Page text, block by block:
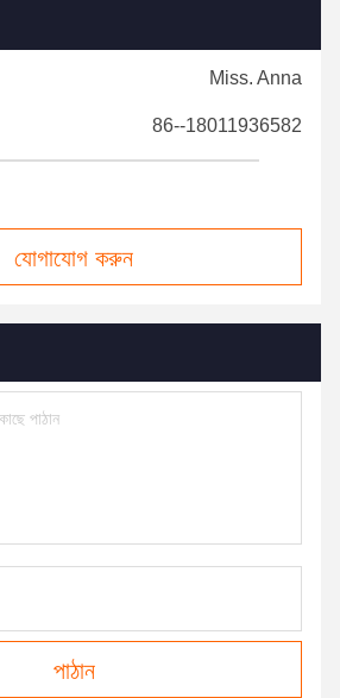
Miss. Anna
86--18011936582
যোগাযোগ করুন
পাঠান